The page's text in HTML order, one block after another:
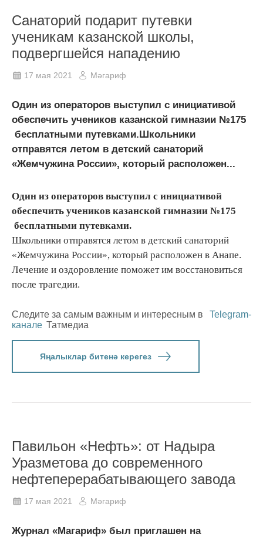
Санаторий подарит путевки
ученикам казанской школы,
подвергшейся нападению
17 мая 2021 Мәгариф
Один из операторов выступил с инициативой
обеспечить учеников казанской гимназии №175
бесплатными путевками.Школьники
отправятся летом в детский санаторий
«Жемчужина России», который расположен...
Один из операторов выступил с инициативой
обеспечить учеников казанской гимназии №175
бесплатными путевками.
Школьники отправятся летом в детский санаторий
«Жемчужина России», который расположен в Анапе.
Лечение и оздоровление поможет им восстановиться
после трагедии.
Следите за самым важным и интересным в
Telegram-
канале Татмедиа
Яңалыклар битенә керегез
Павильон «Нефть»: от Надыра
Уразметова до современного
нефтеперерабатывающего завода
17 мая 2021 Мәгариф
Журнал «Магариф» был приглашен на